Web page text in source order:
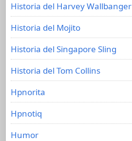
Historia del Harvey Wallbanger
Historia del Mojito
Historia del Singapore Sling
Historia del Tom Collins
Hpnorita
Hpnotiq
Humor